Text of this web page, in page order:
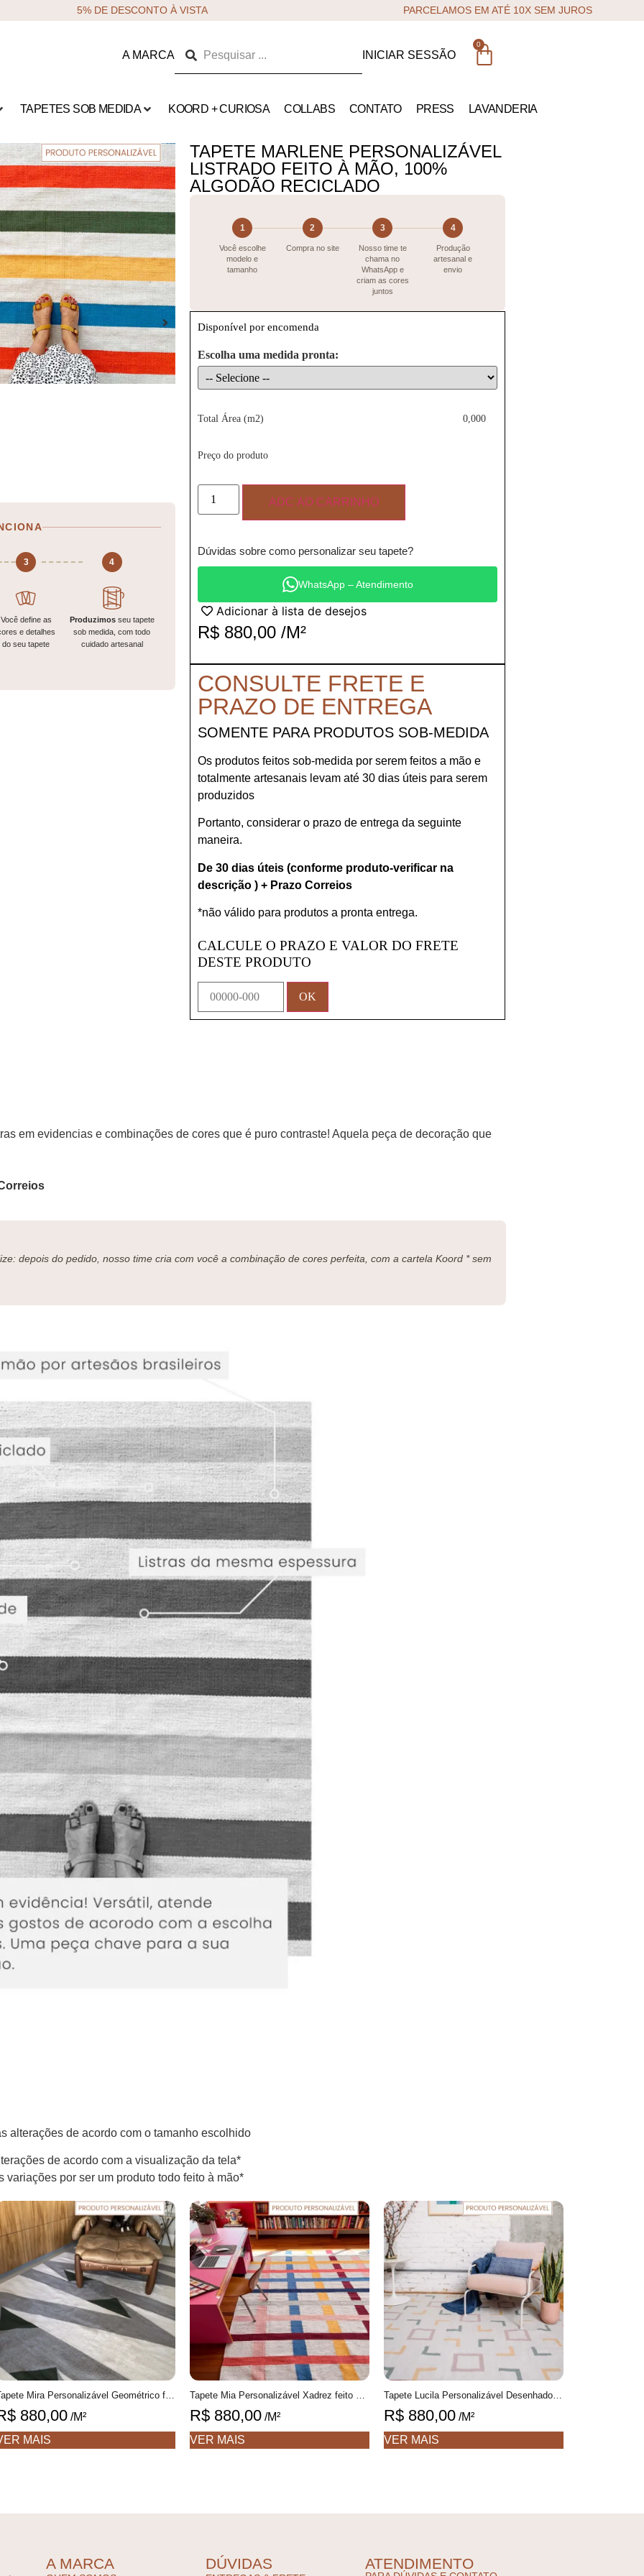
5% DE DESCONTO À VISTA PARCELAMOS EM ATÉ 10X SEM JUROS
A MARCA INICIAR SESSÃO
0
TAPETES SOB MEDIDA KOORD + CURIOSA COLLABS CONTATO PRESS LAVANDERIA
3
Você define as
e detalhes
do seu tapete
4
Produzimosseu tapete
sob medida, com todo
cuidado artesanal
TAPETE MARLENE PERSONALIZÁVEL
LISTRADO FEITO À MÃO, 100%
ALGODÃO RECICLADO
1
Você escolhe
modelo e
tamanho
2
Compra no site
3
Nosso time te
chama no
WhatsApp e
criam as cores
juntos
4
Produção
artesanal e
envio
Disponível por encomenda
Escolha uma medida pronta:
Total Área (m2) 0,000
Preço do produto
ADC AO CARRINHO
Dúvidas sobre como personalizar seu tapete?
WhatsApp – Atendimento
Adicionar à lista de desejos
R$ 880,00 /M²
CONSULTE FRETE E
PRAZO DE ENTREGA
SOMENTE PARA PRODUTOS SOB-MEDIDA
Os produtos feitos sob-medida por serem feitos a mão e
totalmente artesanais levam até 30 dias úteis para serem
produzidos
Portanto, considerar o prazo de entrega da seguinte
maneira.
De 30 dias úteis (conforme produto-verificar na
descrição ) + Prazo Correios
*não válido para produtos a pronta entrega.
CALCULE O PRAZO E VALOR DO FRETE
DESTE PRODUTO
em evidencias e combinações de cores que é puro contraste! Aquela peça de decoração que
depois do pedido, nosso time cria com você a combinação de cores perfeita, com a cartela Koord * sem
alterações de acordo com o tamanho escolhido
de acordo com a visualização da tela*
por ser um produto todo feito à mão*
880,00 /M²
MAIS
R$ 880,00 /M²
VER MAIS
R$ 880,00 /M²
VER MAIS
A MARCA DÚVIDAS ATENDIMENTO